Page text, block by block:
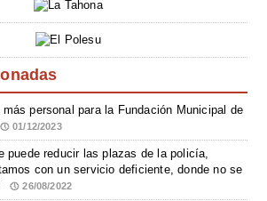
personal para la Fundación Municipal de
01/12/2023
puede reducir las plazas de la policía,
con un servicio deficiente, donde no se
26/08/2022